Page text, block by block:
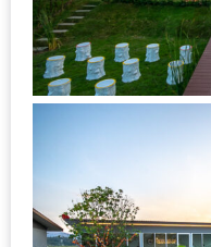
งาน
เดียว
ทั้ง
ช้อป
พร้อม
โปร